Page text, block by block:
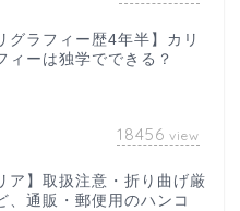
グラフィー歴4年半】カリ
ィーは独学でできる？
18456 view
ア】取扱注意・折り曲げ厳
、通販・郵便用のハンコ